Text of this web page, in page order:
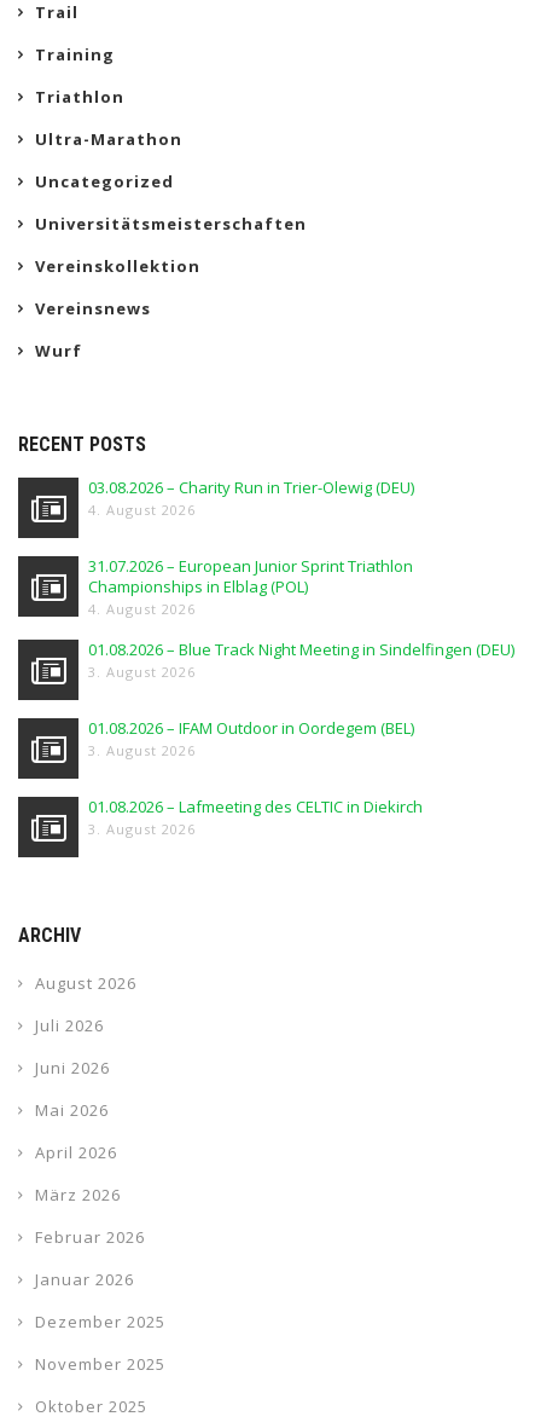
Trail
Training
Triathlon
Ultra-Marathon
Uncategorized
Universitätsmeisterschaften
Vereinskollektion
Vereinsnews
Wurf
RECENT POSTS
03.08.2026 – Charity Run in Trier-Olewig (DEU)
4. August 2026
31.07.2026 – European Junior Sprint Triathlon
Championships in Elblag (POL)
4. August 2026
01.08.2026 – Blue Track Night Meeting in Sindelfingen (DEU)
3. August 2026
01.08.2026 – IFAM Outdoor in Oordegem (BEL)
3. August 2026
01.08.2026 – Lafmeeting des CELTIC in Diekirch
3. August 2026
ARCHIV
August 2026
Juli 2026
Juni 2026
Mai 2026
April 2026
März 2026
Februar 2026
Januar 2026
Dezember 2025
November 2025
Oktober 2025